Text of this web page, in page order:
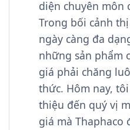
diện chuyên môn
Trong bối cảnh
ngày càng đa
những sản phẩm
giá phải chăng
thức. Hôm nay,
thiệu đến quý vị
giá mà Thaphaco